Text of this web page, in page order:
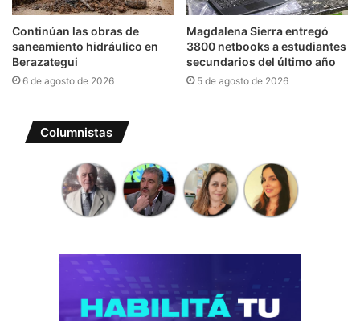
Continúan las obras de
saneamiento hidráulico en
Berazategui
6 de agosto de 2026
Magdalena Sierra entregó
3800 netbooks a estudiantes
secundarios del último año
5 de agosto de 2026
Columnistas